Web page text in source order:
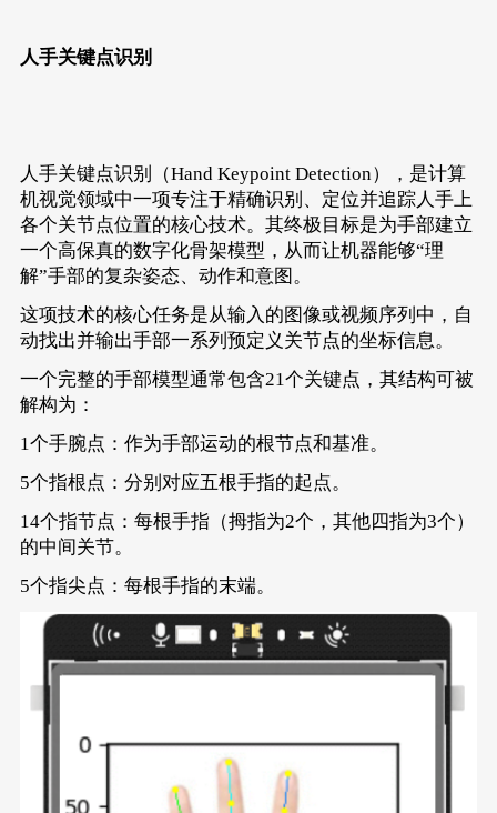
print(output_result_task1)
task1.show(rea_result_task1)
人手关键点识别
人手关键点识别（Hand Keypoint Detection），是计算
机视觉领域中一项专注于精确识别、定位并追踪人手上
各个关节点位置的核心技术。其终极目标是为手部建立
一个高保真的数字化骨架模型，从而让机器能够“理
解”手部的复杂姿态、动作和意图。
这项技术的核心任务是从输入的图像或视频序列中，自
动找出并输出手部一系列预定义关节点的坐标信息。
一个完整的手部模型通常包含21个关键点，其结构可被
解构为：
1个手腕点：作为手部运动的根节点和基准。
5个指根点：分别对应五根手指的起点。
14个指节点：每根手指（拇指为2个，其他四指为3个）
的中间关节。
5个指尖点：每根手指的末端。